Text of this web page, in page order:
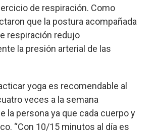
de respiración. Como
que la postura acompañada
respiración redujo
la presión arterial de las
yoga es recomendable al
veces a la semana
la persona ya que cada cuerpo y
“Con 10/15 minutos al día es